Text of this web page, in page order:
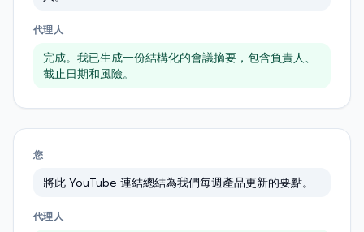
代理人
完成。我已生成一份結構化的會議摘要，包含負責人、
截止日期和風險。
您
將此 YouTube 連結總結為我們每週產品更新的要點。
代理人